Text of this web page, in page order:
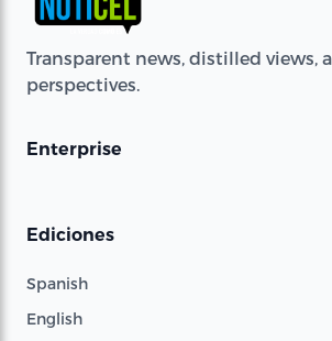
Transparent news, distilled views,
perspectives.
Enterprise
Ediciones
Spanish
English